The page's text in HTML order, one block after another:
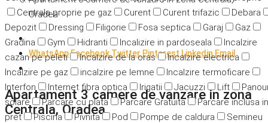
Centrala proprie pe gaz
Curent Curent trifazic
Debara
Depozit
Dressing Filigorie Fosa septica Garaj
Gaz
Gradina
Gym Hidranti Incalizire in pardoseala
Incalzire
cazan pe peleti
Incalzire de la oras
Incalzire electrica
Incalzire pe gaz
incalzire pe lemne
Incalzire termoficare
Interfon
Internet fibra optica Irigatii Jacuzzi Lift
solare
Parcare cu plata Parcare Gratuita
Parcare inclusa in
pret
Piscina Pivnita Pod Pompe de caldura
Semineu
Oradea
WhatsAppFacebook Twitter Pinterest Linkedin Email
Apartament 3 camere de vanzare in zona
Centrala, Oradea